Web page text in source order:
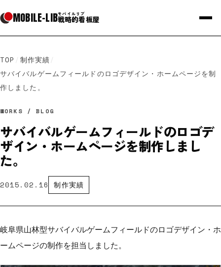
MOBILE-LIBモバイルリブ
戦略的看板屋
TOP / 制作実績/
サバイバルゲームフィールドのロゴデザイン・ホームページを制
作しました。
WORKS / BLOG
サバイバルゲームフィールドのロゴデ
ザイン・ホームページを制作しまし
た。
2015.02.16 制作実績
岐阜県山林型サバイバルゲームフィールドのロゴデザイン・ホ
ームページの制作を担当しました。